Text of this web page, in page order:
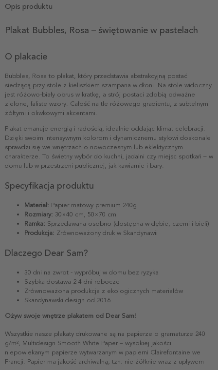
Opis produktu
Plakat Bubbles, Rosa – świętowanie w pastelach
O plakacie
Bubbles, Rosa to plakat, który przedstawia abstrakcyjną postać
siedzącą przy stole z kieliszkiem szampana w dłoni. Na stole widoczny
jest różowo-biały obrus w kratkę, a strój postaci zdobią odważne
zielone, faliste wzory. Całość na tle różowego gradientu, z subtelnymi
żółtymi i oliwkowymi akcentami.
Plakat emanuje energią i radością, idealnie oddając klimat celebracji.
Dzięki swoim intensywnym kolorom i dynamicznemu stylowi doskonale
sprawdzi się we wnętrzach o nowoczesnym lub eklektycznym
charakterze. To świetny wybór do kuchni, jadalni czy miejsc spotkań – w
domu lub w przestrzeni publicznej, jak kawiarnie i bary.
Specyfikacja produktu
Materiał: Papier matowy premium 240g
Rozmiary: 30×40 cm, 50×70 cm
Ramka: Sprzedawana osobno (dostępna w dębie, czerni i bieli)
Produkcja: Zrównoważony druk w Skandynawii
Dlaczego Dear Sam?
30 dni na zwrot - wypróbuj w domu bez ryzyka
Szybka dostawa 2-4 dni robocze
Zrównoważona produkcja z ekologicznych materiałów
Skandynawski design od 2016
Ożyw swoje wnętrze plakatem od Dear Sam!
Wszystkie nasze plakaty drukowane są na papierze o gramaturze 240
g/m², Multidesign Smooth White Paper – wysokiej jakości
niepowlekanym papierze wytwarzanym w papierni Clairefontaine we
Francji. Papier ma jakość archiwalną, tzn. nie żółknie wraz z upływem